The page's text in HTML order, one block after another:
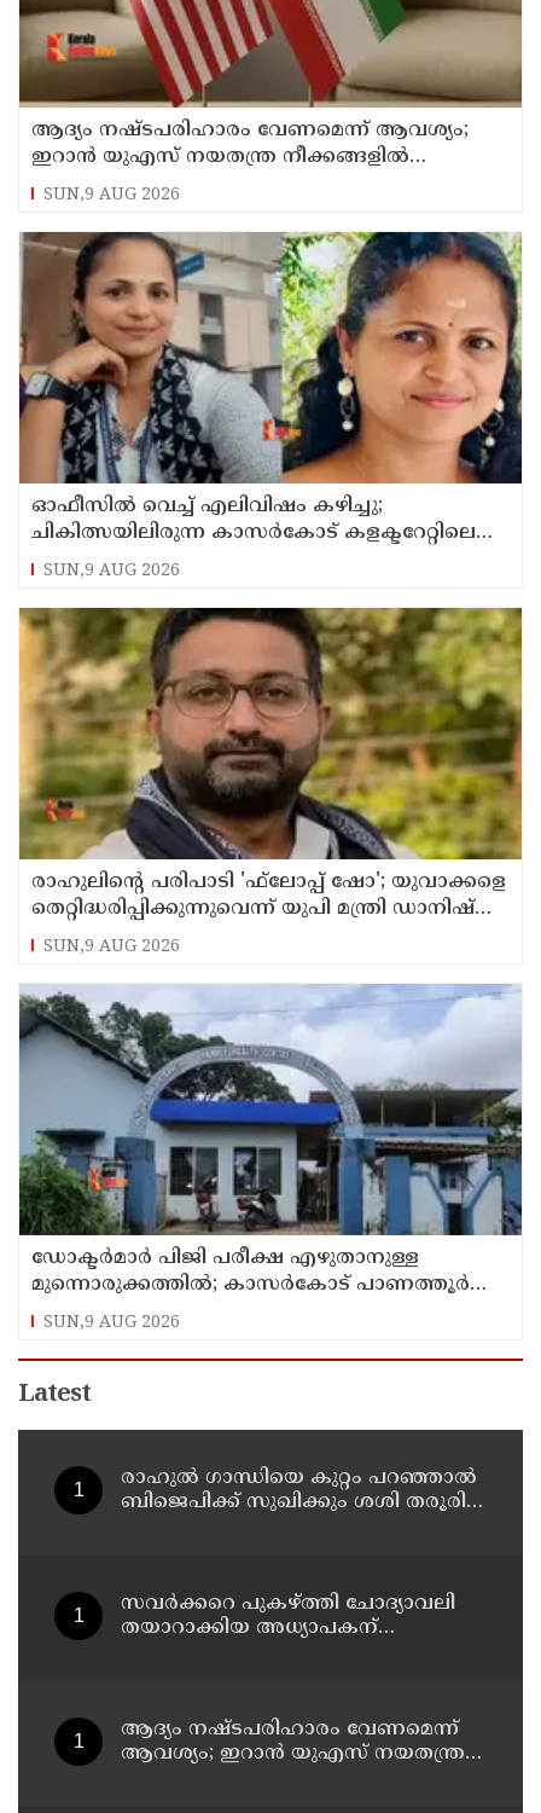
ആദ്യം നഷ്ടപരിഹാരം വേണമെന്ന് ആവശ്യം;
ഇറാന്‍ യുഎസ് നയതന്ത്ര നീക്കങ്ങളില്‍
അനിശ്ചിതത്വം
SUN,9 AUG 2026
ഓഫീസില്‍ വെച്ച് എലിവിഷം കഴിച്ചു;
ചികിത്സയിലിരുന്ന കാസര്‍കോട് കളക്ടറേറ്റിലെ
സീനിയര്‍ ക്ലര്‍ക്ക് മരിച്ചു
SUN,9 AUG 2026
രാഹുലിന്റെ പരിപാടി 'ഫ്‌ലോപ്പ് ഷോ'; യുവാക്കളെ
തെറ്റിദ്ധരിപ്പിക്കുന്നുവെന്ന് യുപി മന്ത്രി ഡാനിഷ്
അന്‍സാരി
SUN,9 AUG 2026
ഡോക്ടര്‍മാര്‍ പിജി പരീക്ഷ എഴുതാനുള്ള
മുന്നൊരുക്കത്തില്‍; കാസര്‍കോട് പാണത്തൂര്‍
കുടുംബാരോഗ്യ കേന്ദ്രം അടച്ചുപൂട്ടി
SUN,9 AUG 2026
Latest
രാഹുല്‍ ഗാന്ധിയെ കുറ്റം പറഞ്ഞാല്‍
ബിജെപിക്ക് സുഖിക്കും ശശി തരൂരിന്
സവര്‍ക്കറെ പുകഴ്ത്തി ചോദ്യാവലി
തയാറാക്കിയ അധ്യാപകന്
ആദ്യം നഷ്ടപരിഹാരം വേണമെന്ന്
ആവശ്യം; ഇറാന്‍ യുഎസ് നയതന്ത്ര